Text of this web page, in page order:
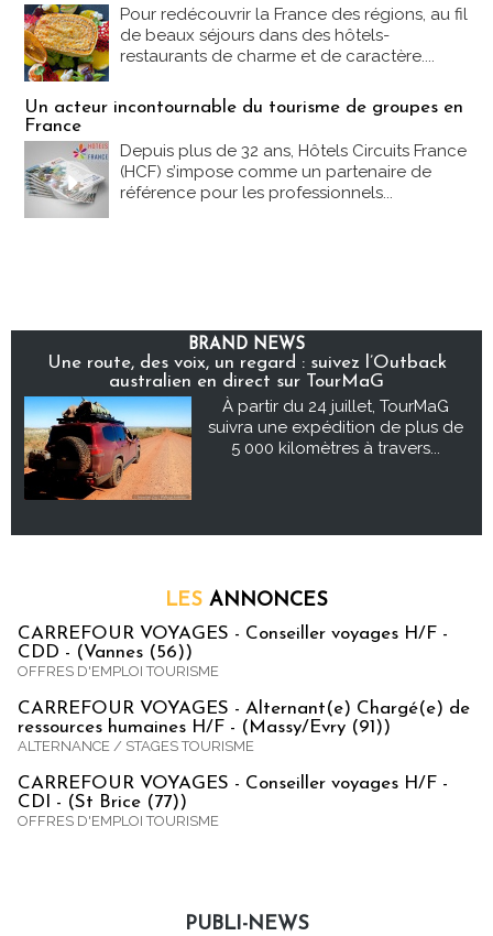
Pour redécouvrir la France des régions, au fil
de beaux séjours dans des hôtels-
restaurants de charme et de caractère....
Un acteur incontournable du tourisme de groupes en
France
Depuis plus de 32 ans, Hôtels Circuits France
(HCF) s’impose comme un partenaire de
référence pour les professionnels...
BRAND NEWS
Une route, des voix, un regard : suivez l’Outback
australien en direct sur TourMaG
À partir du 24 juillet, TourMaG
suivra une expédition de plus de
5 000 kilomètres à travers...
LES ANNONCES
CARREFOUR VOYAGES - Conseiller voyages H/F -
CDD - (Vannes (56))
OFFRES D'EMPLOI TOURISME
CARREFOUR VOYAGES - Alternant(e) Chargé(e) de
ressources humaines H/F - (Massy/Evry (91))
ALTERNANCE / STAGES TOURISME
CARREFOUR VOYAGES - Conseiller voyages H/F -
CDI - (St Brice (77))
OFFRES D'EMPLOI TOURISME
PUBLI-NEWS